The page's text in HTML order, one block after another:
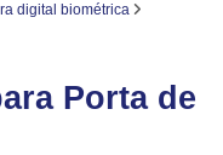
digital biométrica
Porta de